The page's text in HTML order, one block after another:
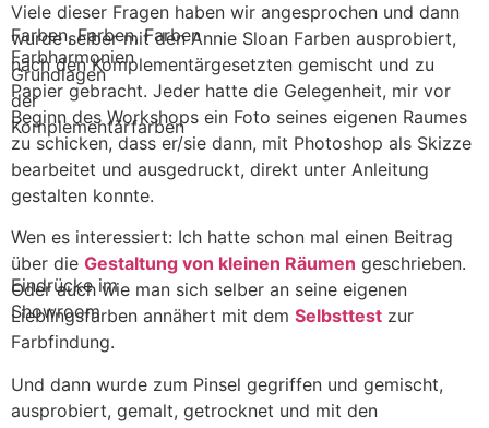
Farben, Farben, Farben
Farbharmonien
Grundlagen
der
Komplementärfarben
Eindrücke im
Showroom
Viele dieser Fragen haben wir angesprochen und dann
wurde selber mit den Annie Sloan Farben ausprobiert,
nach den Komplementärgesetzten gemischt und zu
Papier gebracht. Jeder hatte die Gelegenheit, mir vor
Beginn des Workshops ein Foto seines eigenen Raumes
zu schicken, dass er/sie dann, mit Photoshop als Skizze
bearbeitet und ausgedruckt, direkt unter Anleitung
gestalten konnte.
Wen es interessiert: Ich hatte schon mal einen Beitrag
über die Gestaltung von kleinen Räumen geschrieben.
Oder auch wie man sich selber an seine eigenen
Lieblingsfarben annähert mit dem Selbsttest zur
Farbfindung.
Und dann wurde zum Pinsel gegriffen und gemischt,
ausprobiert, gemalt, getrocknet und mit den